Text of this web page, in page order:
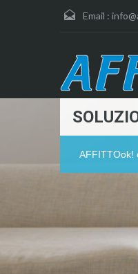
Email :
AFFITTOok!